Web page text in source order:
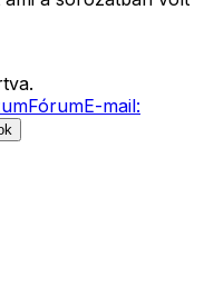
FórumE-mail: